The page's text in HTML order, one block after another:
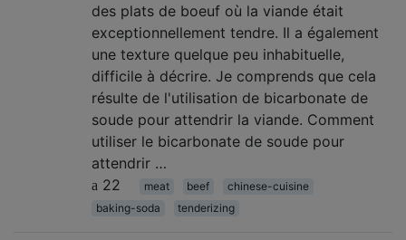
des plats de boeuf où la viande était
exceptionnellement tendre. Il a également
une texture quelque peu inhabituelle,
difficile à décrire. Je comprends que cela
résulte de l'utilisation de bicarbonate de
soude pour attendrir la viande. Comment
utiliser le bicarbonate de soude pour
attendrir …
22
meat beef
chinese-cuisine
baking-soda
tenderizing